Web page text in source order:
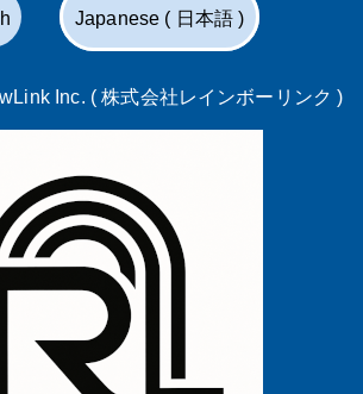
Japanese ( 日本語 )
Inc. ( 株式会社レインボーリンク )